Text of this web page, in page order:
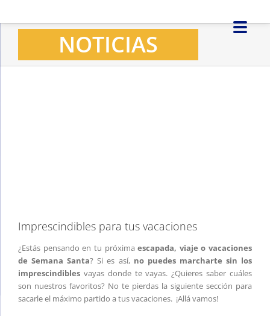
al
NOTICIAS
Imprescindibles para tus vacaciones
¿Estás pensando en tu próximaescapada, viaje o vacaciones
de Semana Santa? Si es así, no puedes marcharte sin los
imprescindibles vayas donde te vayas. ¿Quieres saber cuáles
son nuestros favoritos? No te pierdas la siguiente sección para
sacarle el máximo partido a tus vacaciones. ¡Allá vamos!